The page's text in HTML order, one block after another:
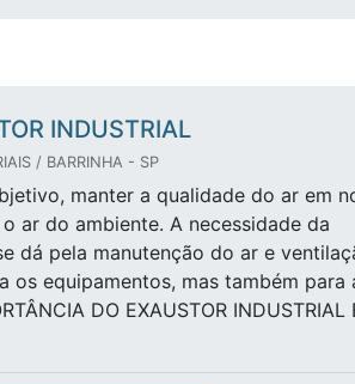
INDUSTRIAL
/ BARRINHA - SP
manter a qualidade do ar em
ar do ambiente. A necessidade da
dá pela manutenção do ar e
os equipamentos, mas também para
DO EXAUSTOR INDUSTRIAL